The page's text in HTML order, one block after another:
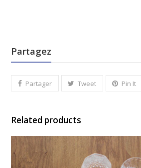
Partagez
Partager Tweet Pin It
Related products